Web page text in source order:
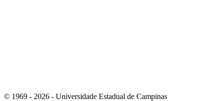
© 1969 - 2026 - Universidade Estadual de Campinas